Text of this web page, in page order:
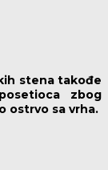
stena takođe
zbog
ostrvo sa vrha.